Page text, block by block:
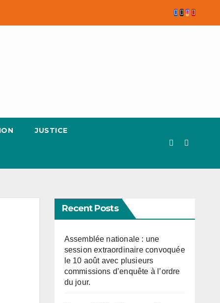
JUSTICE
Recent Posts
Assemblée nationale : une
session extraordinaire convoquée
le 10 août avec plusieurs
commissions d’enquête à l’ordre
du jour.